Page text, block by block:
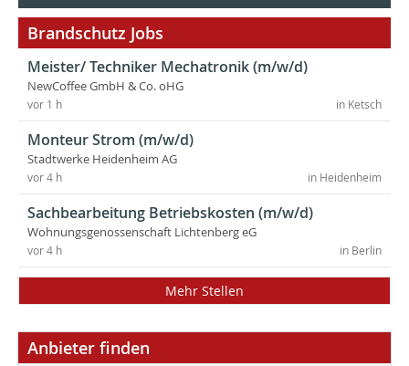
Brandschutz Jobs
Meister/ Techniker Mechatronik (m/w/d)
NewCoffee GmbH & Co. oHG
in Ketsch
vor 1 h
Monteur Strom (m/w/d)
Stadtwerke Heidenheim AG
in Heidenheim
vor 4 h
Sachbearbeitung Betriebskosten (m/w/d)
Wohnungsgenossenschaft Lichtenberg eG
in Berlin
vor 4 h
Mehr Stellen
Anbieter finden